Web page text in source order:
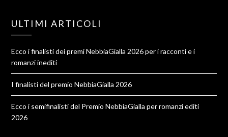
ULTIMI ARTICOLI
Ecco i finalisti dei premi NebbiaGialla 2026 per i racconti e i
romanzi inediti
I finalisti del premio NebbiaGialla 2026
Ecco i semifinalisti del Premio NebbiaGialla per romanzi editi
2026